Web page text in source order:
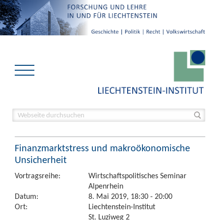
Finanzmarktstress und makroökonomische
Unsicherheit
Vortragsreihe:
Wirtschaftspolitisches Seminar
Alpenrhein
Datum:
8. Mai 2019, 18:30 - 20:00
Ort:
Liechtenstein-Institut
St. Luziweg 2